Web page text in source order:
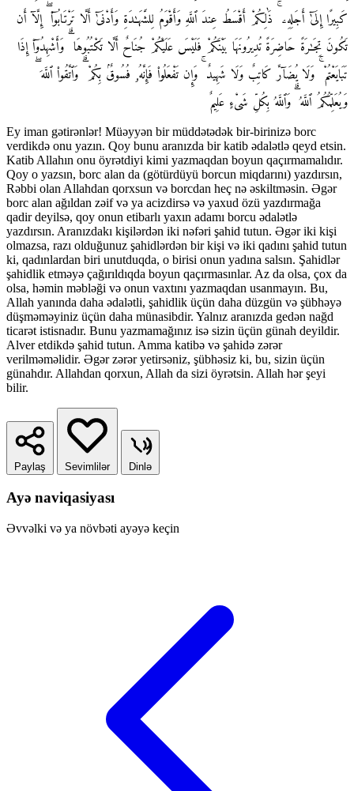
كَبِيرًا إِلَىٰٓ أَجَلِهِۦ ۚ ذَٰلِكُمْ أَقْسَطُ عِندَ ٱللَّهِ وَأَقْوَمُ لِلشَّهَـٰدَةِ وَأَدْنَىٰٓ أَلَّا تَرْتَابُوٓا۟ ۖ إِلَّآ أَن
تَكُونَ تِجَـٰرَةً حَاضِرَةً تُدِيرُونَهَا بَيْنَكُمْ فَلَيْسَ عَلَيْكُمْ جُنَاحٌ أَلَّا تَكْتُبُوهَا ۗ وَأَشْهِدُوٓا۟ إِذَا
تَبَايَعْتُمْ ۚ وَلَا يُضَآرَّ كَاتِبٌ وَلَا شَهِيدٌ ۚ وَإِن تَفْعَلُوا۟ فَإِنَّهُۥ فُسُوقٌۢ بِكُمْ ۗ وَٱتَّقُوا۟ ٱللَّهَ ۖ
وَيُعَلِّمُكُمُ ٱللَّهُ ۗ وَٱللَّهُ بِكُلِّ شَىْءٍ عَلِيمٌ
Ey iman gətirənlər! Müəyyən bir müddətədək bir-birinizə borc
verdikdə onu yazın. Qoy bunu aranızda bir katib ədalətlə qeyd etsin.
Katib Allahın onu öyrətdiyi kimi yazmaqdan boyun qaçırmamalıdır.
Qoy o yazsın, borc alan da (götürdüyü borcun miqdarını) yazdırsın,
Rəbbi olan Allahdan qorxsun və borcdan heç nə əskiltməsin. Əgər
borc alan ağıldan zəif və ya acizdirsə və yaxud özü yazdırmağa
qadir deyilsə, qoy onun etibarlı yaxın adamı borcu ədalətlə
yazdırsın. Aranızdakı kişilərdən iki nəfəri şahid tutun. Əgər iki kişi
olmazsa, razı olduğunuz şahidlərdən bir kişi və iki qadını şahid tutun
ki, qadınlardan biri unutduqda, o birisi onun yadına salsın. Şahidlər
şahidlik etməyə çağırıldıqda boyun qaçırmasınlar. Az da olsa, çox da
olsa, həmin məbləği və onun vaxtını yazmaqdan usanmayın. Bu,
Allah yanında daha ədalətli, şahidlik üçün daha düzgün və şübhəyə
düşməməyiniz üçün daha münasibdir. Yalnız aranızda gedən nağd
ticarət istisnadır. Bunu yazmamağınız isə sizin üçün günah deyildir.
Alver etdikdə şahid tutun. Amma katibə və şahidə zərər
verilməməlidir. Əgər zərər yetirsəniz, şübhəsiz ki, bu, sizin üçün
günahdır. Allahdan qorxun, Allah da sizi öyrətsin. Allah hər şeyi
bilir.
Paylaş Sevimlilər Dinlə
Ayə naviqasiyası
Əvvəlki və ya növbəti ayəyə keçin